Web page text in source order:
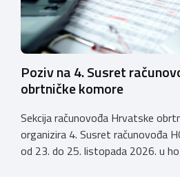
Poziv na 4. Susret
obrtničke komore
Sekcija računovođa Hrvatske
organizira 4. Susret računovođa
od 23. do 25. listopada 2026. u